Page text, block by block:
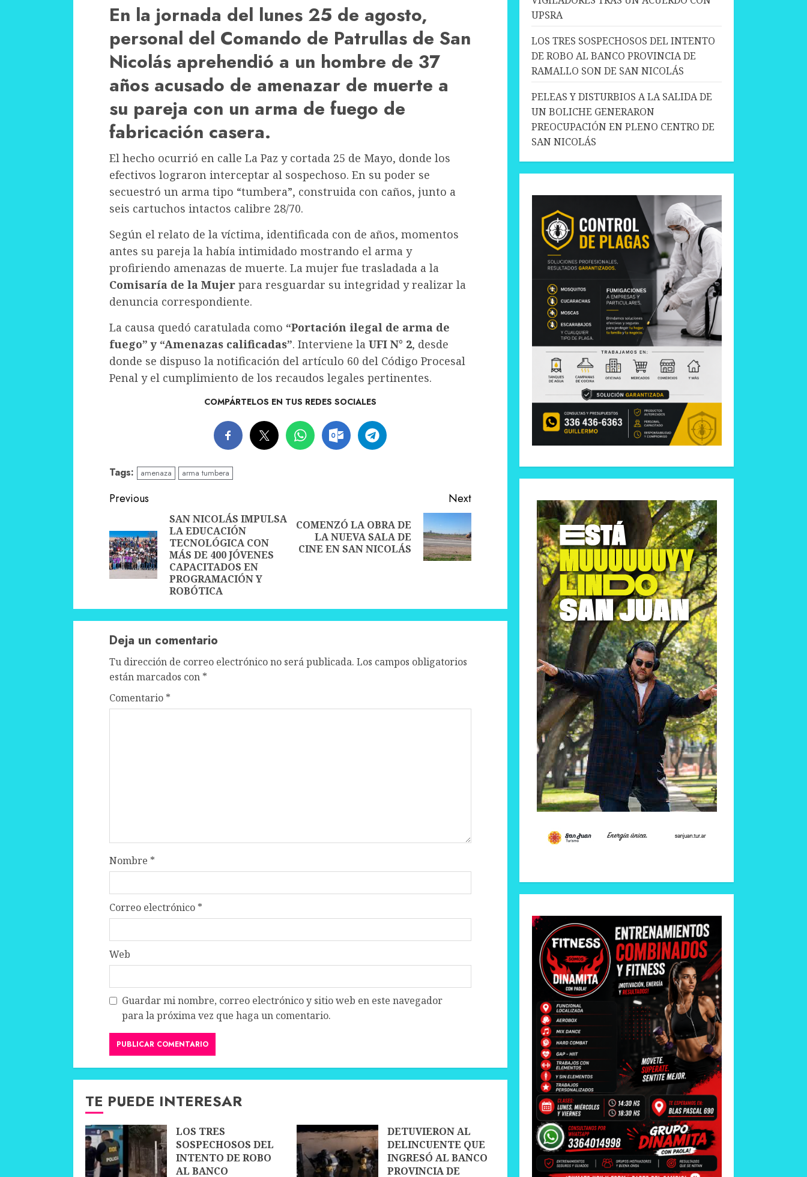
En la jornada del lunes 25 de agosto,
personal del Comando de Patrullas de San
Nicolás aprehendió a un hombre de 37
años acusado de amenazar de muerte a
su pareja con un arma de fuego de
fabricación casera.
El hecho ocurrió en calle La Paz y cortada 25 de Mayo, donde los
efectivos lograron interceptar al sospechoso. En su poder se
secuestró un arma tipo “tumbera”, construida con caños, junto a
seis cartuchos intactos calibre 28/70.
Según el relato de la víctima, identificada con de años, momentos
antes su pareja la había intimidado mostrando el arma y
profiriendo amenazas de muerte. La mujer fue trasladada a la
Comisaría de la Mujer para resguardar su integridad y realizar la
denuncia correspondiente.
La causa quedó caratulada como “Portación ilegal de arma de
fuego” y “Amenazas calificadas”. Interviene la UFI N° 2, desde
donde se dispuso la notificación del artículo 60 del Código Procesal
Penal y el cumplimiento de los recaudos legales pertinentes.
COMPÁRTELOS EN TUS REDES SOCIALES
Tags: amenaza arma tumbera
Continue
Reading
Previous
Previous
SAN NICOLÁS IMPULSA
LA EDUCACIÓN
TECNOLÓGICA CON
MÁS DE 400 JÓVENES
CAPACITADOS EN
PROGRAMACIÓN Y
ROBÓTICA
Next
Next
post:
COMENZÓ LA OBRA DE
LA NUEVA SALA DE
CINE EN SAN NICOLÁS
Deja un comentario
Tu dirección de correo electrónico no será publicada. Los campos obligatorios
están marcados con *
Comentario *
Nombre *
Correo electrónico *
Web
Guardar mi nombre, correo electrónico y sitio web en este navegador
para la próxima vez que haga un comentario.
TE PUEDE INTERESAR
LOS TRES
SOSPECHOSOS DEL
INTENTO DE ROBO
AL BANCO
DETUVIERON AL
DELINCUENTE QUE
INGRESÓ AL BANCO
PROVINCIA DE
UPSRA
LOS TRES SOSPECHOSOS DEL INTENTO
DE ROBO AL BANCO PROVINCIA DE
RAMALLO SON DE SAN NICOLÁS
PELEAS Y DISTURBIOS A LA SALIDA DE
UN BOLICHE GENERARON
PREOCUPACIÓN EN PLENO CENTRO DE
SAN NICOLÁS